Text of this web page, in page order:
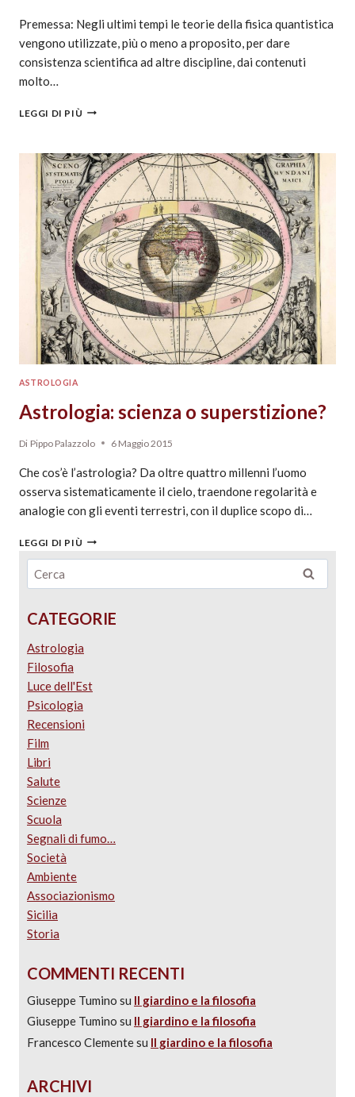
Premessa: Negli ultimi tempi le teorie della fisica quantistica
vengono utilizzate, più o meno a proposito, per dare
consistenza scientifica ad altre discipline, dai contenuti
molto…
LEGGI DI PIÙ
ASTROLOGIA
Astrologia: scienza o superstizione?
Di Pippo Palazzolo 6 Maggio 2015
Che cos’è l’astrologia? Da oltre quattro millenni l’uomo
osserva sistematicamente il cielo, traendone regolarità e
analogie con gli eventi terrestri, con il duplice scopo di…
LEGGI DI PIÙ
CATEGORIE
Astrologia
Filosofia
Luce dell'Est
Psicologia
Recensioni
Film
Libri
Salute
Scienze
Scuola
Segnali di fumo…
Società
Ambiente
Associazionismo
Sicilia
Storia
COMMENTI RECENTI
Giuseppe Tumino su Il giardino e la filosofia
Giuseppe Tumino su Il giardino e la filosofia
Francesco Clementesu Il giardino e la filosofia
ARCHIVI